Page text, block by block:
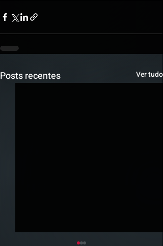
Posts recentes Ver tudo